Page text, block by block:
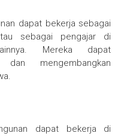
dapat bekerja sebagai
sebagai pengajar di
Mereka dapat
mengembangkan
dapat bekerja di